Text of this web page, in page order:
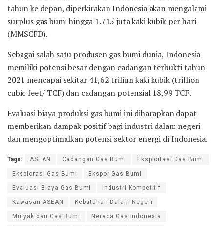
tahun ke depan, diperkirakan Indonesia akan mengalami
surplus gas bumi hingga 1.715 juta kaki kubik per hari
(MMSCFD).
Sebagai salah satu produsen gas bumi dunia, Indonesia
memiliki potensi besar dengan cadangan terbukti tahun
2021 mencapai sekitar 41,62 triliun kaki kubik (trillion
cubic feet/ TCF) dan cadangan potensial 18,99 TCF.
Evaluasi biaya produksi gas bumi ini diharapkan dapat
memberikan dampak positif bagi industri dalam negeri
dan mengoptimalkan potensi sektor energi di Indonesia.
Tags: ASEAN Cadangan Gas Bumi Eksploitasi Gas Bumi
Eksplorasi Gas Bumi Ekspor Gas Bumi
Evaluasi Biaya Gas Bumi Industri Kompetitif
Kawasan ASEAN Kebutuhan Dalam Negeri
Minyak dan Gas Bumi Neraca Gas Indonesia